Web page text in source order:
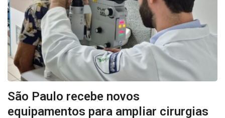
São Paulo recebe novos
equipamentos para ampliar cirurgias